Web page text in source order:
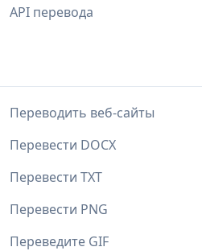
API перевода
Переводить веб-сайты
Перевести DOCX
Перевести TXT
Перевести PNG
Переведите GIF